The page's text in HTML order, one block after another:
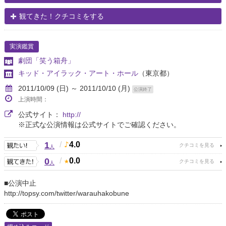
観てきた！クチコミをする
実演鑑賞
劇団「笑う箱舟」
キッド・アイラック・アート・ホール （東京都）
2011/10/09 (日) ～ 2011/10/10 (月)
公演終了
上演時間：
公式サイト： http://
※正式な公演情報は公式サイトでご確認ください。
1人 / 4.0
0人 / 0.0
■公演中止
http://topsy.com/twitter/warauhakobune